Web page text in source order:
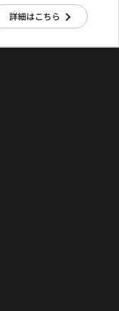
詳細はこちら